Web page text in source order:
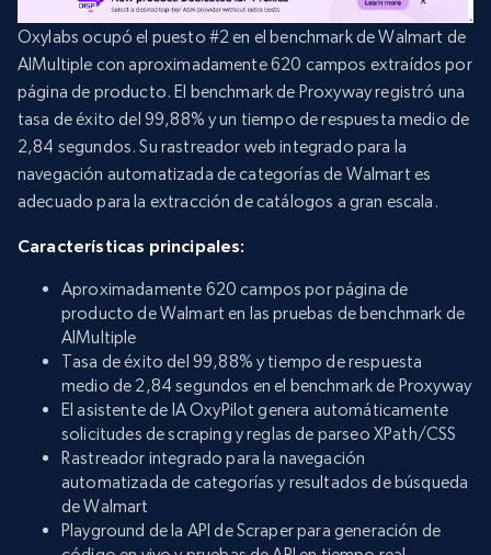
Oxylabs ocupó el puesto #2 en el benchmark de Walmart de
AIMultiple con aproximadamente 620 campos extraídos por
página de producto. El benchmark de Proxyway registró una
tasa de éxito del 99,88% y un tiempo de respuesta medio de
2,84 segundos. Su rastreador web integrado para la
navegación automatizada de categorías de Walmart es
adecuado para la extracción de catálogos a gran escala.
Características principales:
Aproximadamente 620 campos por página de
producto de Walmart en las pruebas de benchmark de
AIMultiple
Tasa de éxito del 99,88% y tiempo de respuesta
medio de 2,84 segundos en el benchmark de Proxyway
El asistente de IA OxyPilot genera automáticamente
solicitudes de scraping y reglas de parseo XPath/CSS
Rastreador integrado para la navegación
automatizada de categorías y resultados de búsqueda
de Walmart
Playground de la API de Scraper para generación de